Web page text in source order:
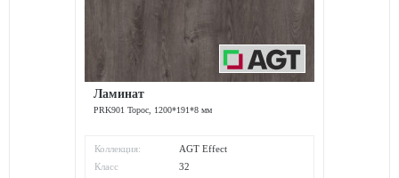
Ламинат
PRK901 Торос, 1200*191*8 мм
Коллекция:
AGT Effect
Класс
32